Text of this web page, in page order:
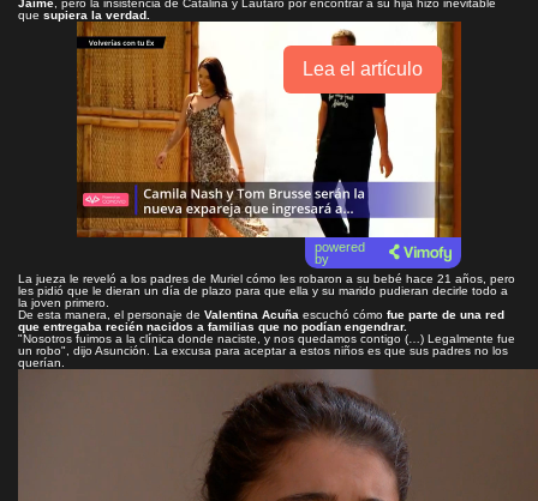
que supiera la verdad.
Lea el artículo
powered
by
La jueza le reveló a los padres de Muriel cómo les robaron a su bebé hace 21 años, pero
les pidió que le dieran un día de plazo para que ella y su marido pudieran decirle todo a
la joven primero.
De esta manera, el personaje de Valentina Acuña escuchó cómo fue parte de una red
que entregaba recién nacidos a familias que no podían engendrar.
"Nosotros fuimos a la clínica donde naciste, y nos quedamos contigo (…) Legalmente fue
un robo", dijo Asunción. La excusa para aceptar a estos niños es que sus padres no los
querían.